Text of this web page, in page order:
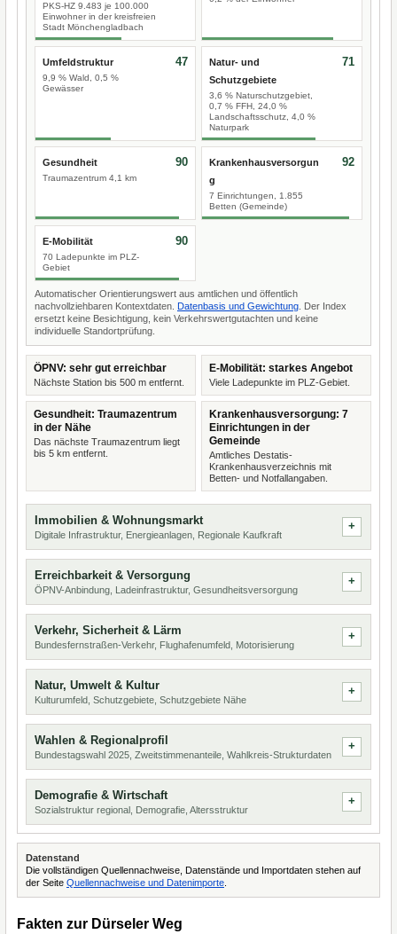
PKS-HZ 9.483 je 100.000
Einwohner in der kreisfreien
Stadt Mönchengladbach
Umfeldstruktur
9,9 % Wald, 0,5 %
Gewässer
47
Natur- und
Schutzgebiete
3,6 % Naturschutzgebiet,
0,7 % FFH, 24,0 %
Landschaftsschutz, 4,0 %
Naturpark
71
Gesundheit
Traumazentrum 4,1 km
90
Krankenhausversorgun
g
7 Einrichtungen, 1.855
Betten (Gemeinde)
92
E-Mobilität
70 Ladepunkte im PLZ-
Gebiet
90
Automatischer Orientierungswert aus amtlichen und öffentlich
nachvollziehbaren Kontextdaten. Datenbasis und Gewichtung . Der Index
ersetzt keine Besichtigung, kein Verkehrswertgutachten und keine
individuelle Standortprüfung.
ÖPNV: sehr gut erreichbar
Nächste Station bis 500 m entfernt.
E-Mobilität: starkes Angebot
Viele Ladepunkte im PLZ-Gebiet.
Gesundheit: Traumazentrum
in der Nähe
Das nächste Traumazentrum liegt
bis 5 km entfernt.
Krankenhausversorgung: 7
Einrichtungen in der
Gemeinde
Amtliches Destatis-
Krankenhausverzeichnis mit
Betten- und Notfallangaben.
Immobilien & Wohnungsmarkt
Digitale Infrastruktur, Energieanlagen, Regionale Kaufkraft
Erreichbarkeit & Versorgung
ÖPNV-Anbindung, Ladeinfrastruktur, Gesundheitsversorgung
Verkehr, Sicherheit & Lärm
Bundesfernstraßen-Verkehr, Flughafenumfeld, Motorisierung
Natur, Umwelt & Kultur
Kulturumfeld, Schutzgebiete, Schutzgebiete Nähe
Wahlen & Regionalprofil
Bundestagswahl 2025, Zweitstimmenanteile, Wahlkreis-Strukturdaten
Demografie & Wirtschaft
Sozialstruktur regional, Demografie, Altersstruktur
Datenstand
Die vollständigen Quellennachweise, Datenstände und Importdaten stehen auf
der Seite Quellennachweise und Datenimporte
Fakten zur Dürseler Weg